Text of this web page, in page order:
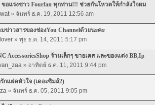
ขอแรงชาว Fourfan ทุกท่าน!!! ช่วยกันโหวตให้กำลังใจผม
» จันทร์ ธ.ค. 19, 2011 12:56 am
ข่าวสารของช่องYou Channelด้วยนะคะ
» พุธ ธ.ค. 14, 2011 5:17 pm
AccessoriesShop ร้านเล็กๆ ขายเคส และของแต่ง BB,Ip
» อาทิตย์ ธ.ค. 11, 2011 9:44 pm
กแฝดหัวใจ (เดอะซิมส์2)
» จันทร์ ธ.ค. 05, 2011 9:05 pm